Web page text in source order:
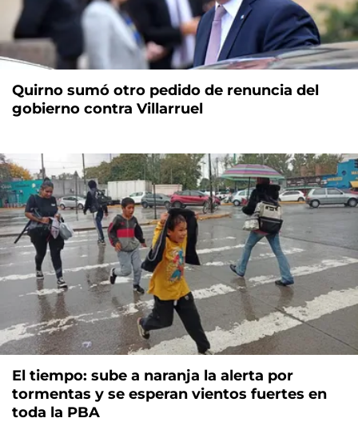
Quirno sumó otro pedido de renuncia del
gobierno contra Villarruel
El tiempo: sube a naranja la alerta por
tormentas y se esperan vientos fuertes en
toda la PBA